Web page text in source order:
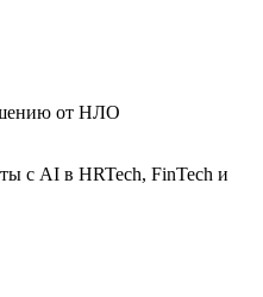
от НЛО
с AI в HRTech, FinTech и